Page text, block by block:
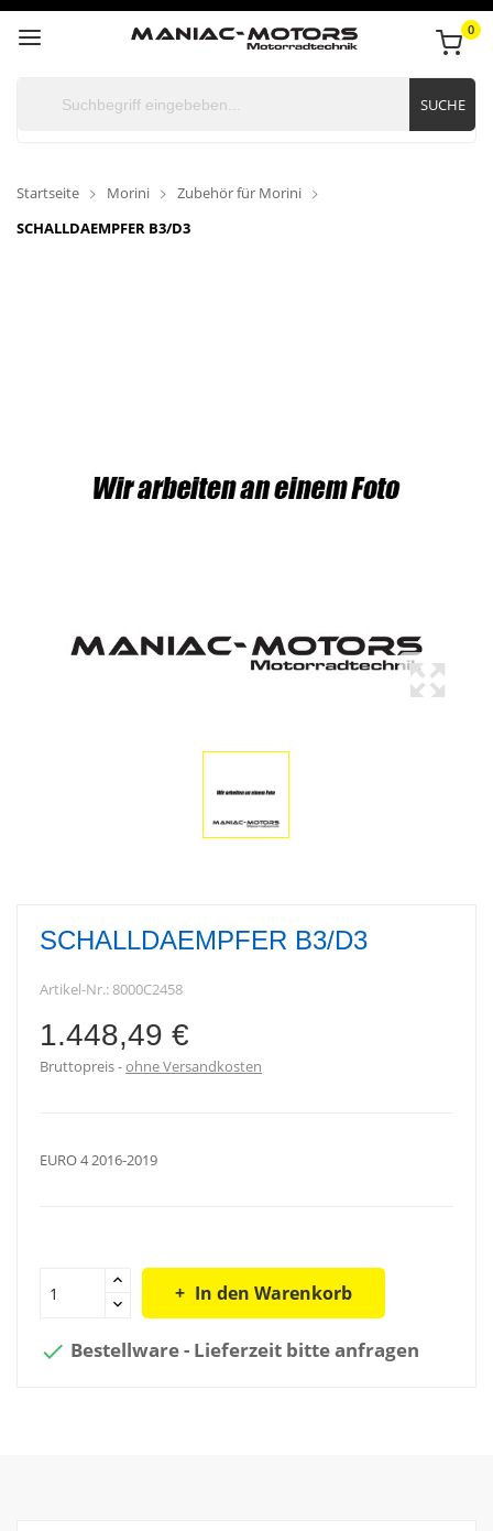
0
SUCHE
Startseite Morini
Zubehör für Morini
SCHALLDAEMPFER B3/D3
SCHALLDAEMPFER B3/D3
Artikel-Nr.:8000C2458
1.448,49 €
Bruttopreis ohne Versandkosten
EURO 4 2016-2019
In den Warenkorb
 Bestellware - Lieferzeit bitte anfragen